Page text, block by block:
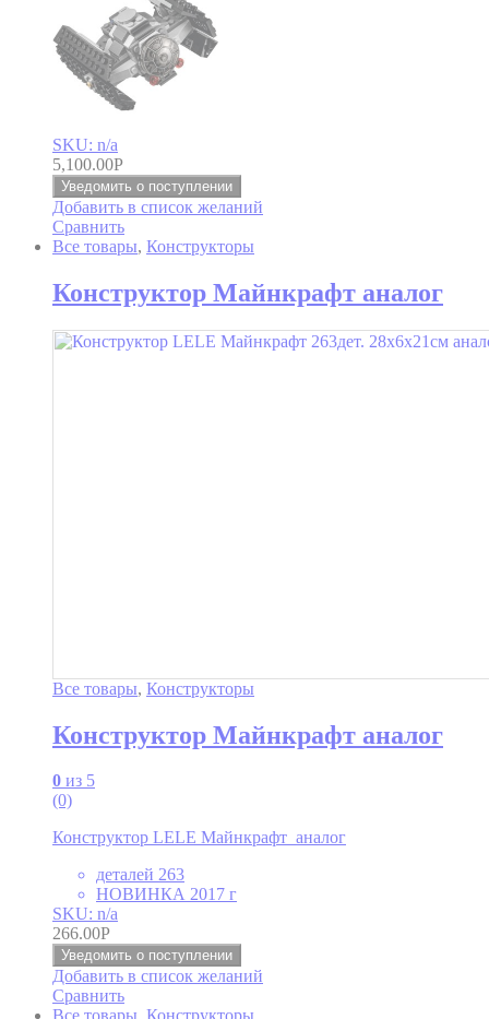
SKU: n/a
5,100.00Р
Уведомить о поступлении
Добавить в список желаний
Сравнить
Все товары, Конструкторы
Конструктор Майнкрафт аналог
Все товары, Конструкторы
Конструктор Майнкрафт аналог
0 из 5
(0)
Конструктор LELE Майнкрафт аналог
деталей 263
НОВИНКА 2017 г
SKU: n/a
266.00Р
Уведомить о поступлении
Добавить в список желаний
Сравнить